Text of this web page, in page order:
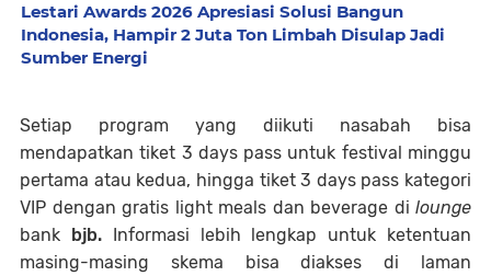
Lestari Awards 2026 Apresiasi Solusi Bangun
Indonesia, Hampir 2 Juta Ton Limbah Disulap Jadi
Sumber Energi
Setiap program yang diikuti nasabah bisa
mendapatkan tiket 3 days pass untuk festival minggu
pertama atau kedua, hingga tiket 3 days pass kategori
VIP dengan gratis light meals dan beverage di lounge
bank bjb.Informasi lebih lengkap untuk ketentuan
masing-masing skema bisa diakses di laman